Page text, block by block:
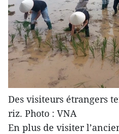
Des visiteurs étrangers
riz. Photo : VNA
En plus de visiter